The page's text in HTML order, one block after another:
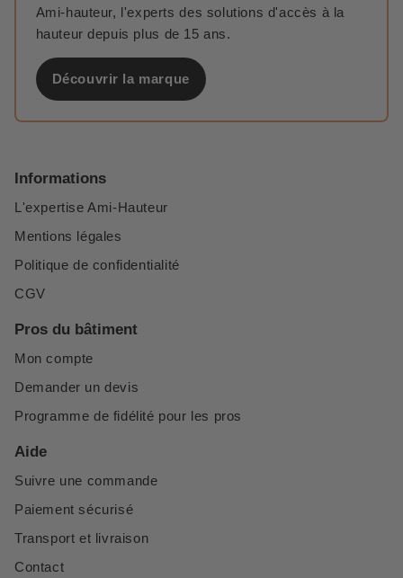
Ami-hauteur, l'experts des solutions d'accès à la
hauteur depuis plus de 15 ans.
Découvrir la marque
Informations
L'expertise Ami-Hauteur
Mentions légales
Politique de confidentialité
CGV
Pros du bâtiment
Mon compte
Demander un devis
Programme de fidélité pour les pros
Aide
Suivre une commande
Paiement sécurisé
Transport et livraison
Contact